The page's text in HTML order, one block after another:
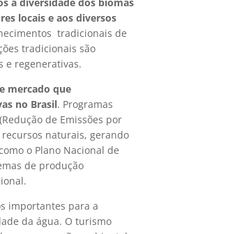
locais e aos diversos
tradicionais de
tradicionais são
e regenerativas.
mercado que
no Brasil. Programas
de Emissões por
naturais, gerando
o Plano Nacional de
de produção
importantes para a
da água. O turismo